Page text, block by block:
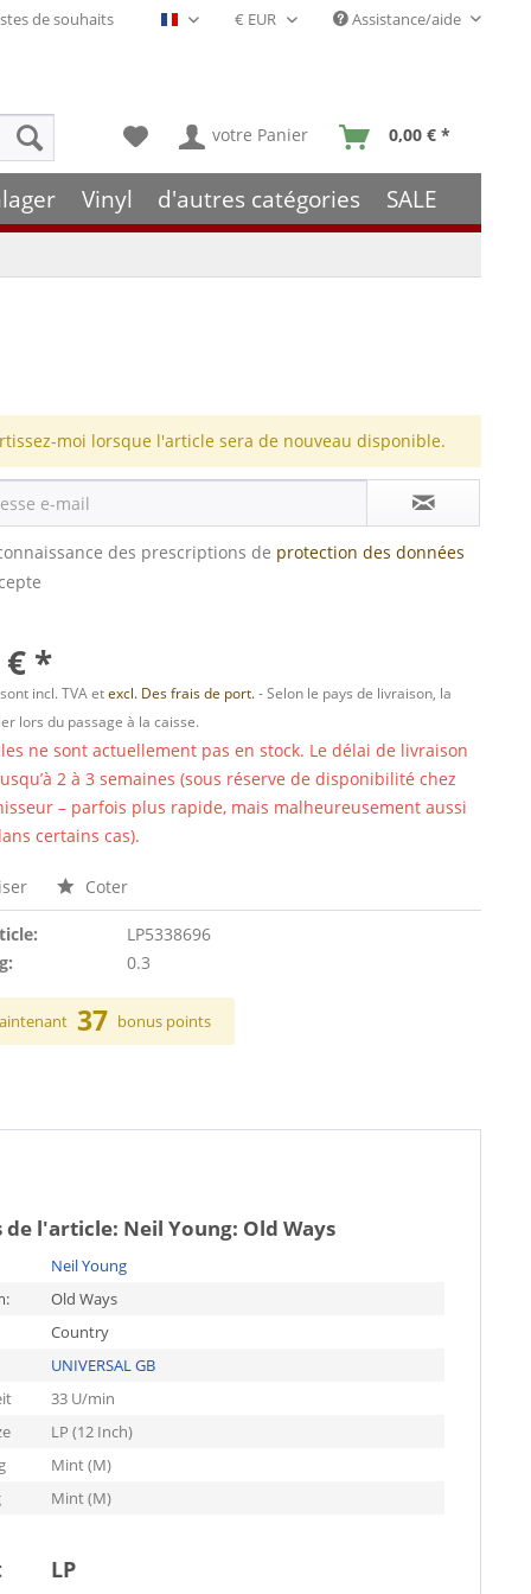
de souhaits Français- FR Assistance/aide
votre Panier 0,00 € *
Vinyl d'autres catégories SALE
moi lorsque l'article sera de nouveau disponible.
des prescriptions de protection des données
€ *
incl. TVA etexcl. Des frais de port.- Selon le pays de livraison, la
lors du passage à la caisse.
ne sont actuellement pas en stock. Le délai de livraison
2 à 3 semaines (sous réserve de disponibilité chez
– parfois plus rapide, mais malheureusement aussi
certains cas).
Coter
LP5338696
0.3
37 bonus points
de l'article: Neil Young: Old Ways
Neil Young
Old Ways
Country
UNIVERSAL GB
33 U/min
LP (12 Inch)
Mint (M)
Mint (M)
LP